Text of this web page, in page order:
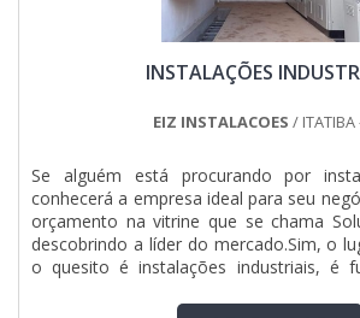
INSTALAÇÕES
EIZ INSTALACOES / ITATIBA
Se alguém está procurando por
conhecerá a empresa ideal para seu
orçamento na vitrine que se chama
descobrindo a líder do mercado.Sim, o
o quesito é instalações industriais, é
obter proteção com comprometimento